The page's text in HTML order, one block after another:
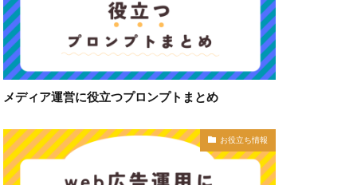
メディア運営に役立つプロンプトまとめ
お役立ち情報